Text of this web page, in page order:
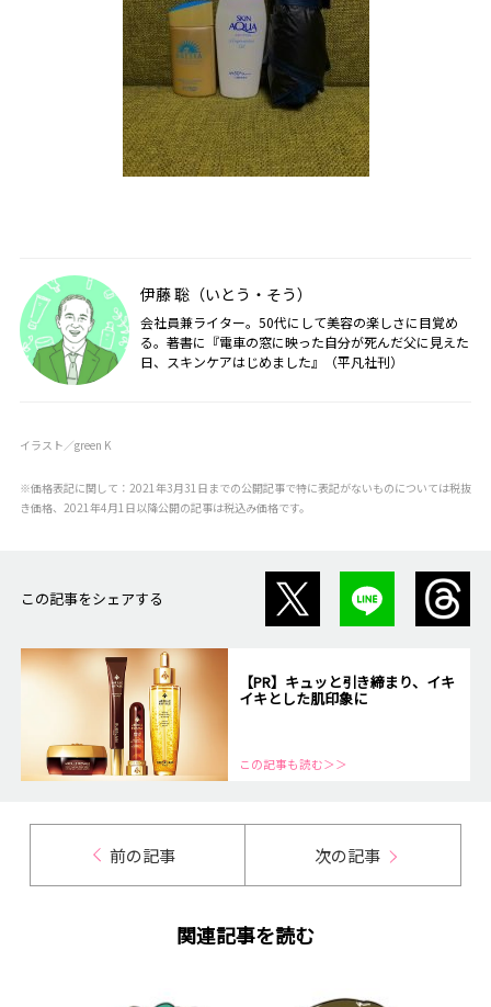
伊藤 聡（いとう・そう）
会社員兼ライター。50代にして美容の楽しさに目覚め
る。著書に『電車の窓に映った自分が死んだ父に見えた
日、スキンケアはじめました』（平凡社刊）
イラスト／green K
※価格表記に関して：2021年3月31日までの公開記事で特に表記がないものについては税抜
き価格、2021年4月1日以降公開の記事は税込み価格です。
この記事をシェアする
【PR】キュッと引き締まり、イキ
イキとした肌印象に
この記事も読む＞＞
前の記事 次の記事
関連記事を読む